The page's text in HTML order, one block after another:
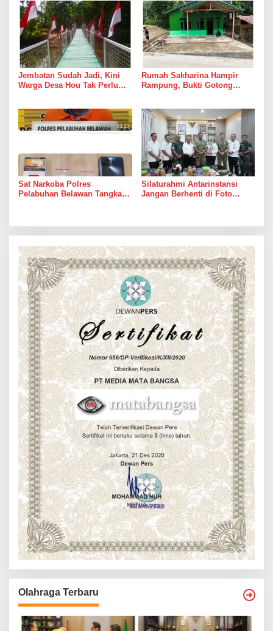
Jembatan Sudah Jadi, Kini
Warga Desa Hou Tak Perlu
Rumah Sakharina Hampir
Rampung, Bukti Gotong
Sat Narkoba Polres
Pelabuhan Belawan Tangkap
Silaturahmi Antarinstansi
Jangan Berhenti di Foto
Olahraga Terbaru